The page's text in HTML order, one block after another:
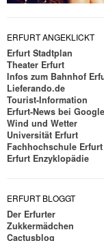
ERFURT ANGEKLICKT
Erfurt Stadtplan
Theater Erfurt
Infos zum Bahnhof
Lieferando.de
Tourist-Information
Erfurt-News bei Google
Wind und Wetter
Universität Erfurt
Fachhochschule Erfurt
Erfurt Enzyklopädie
ERFURT BLOGGT
Der Erfurter
Zukkermädchen
Cactusblog